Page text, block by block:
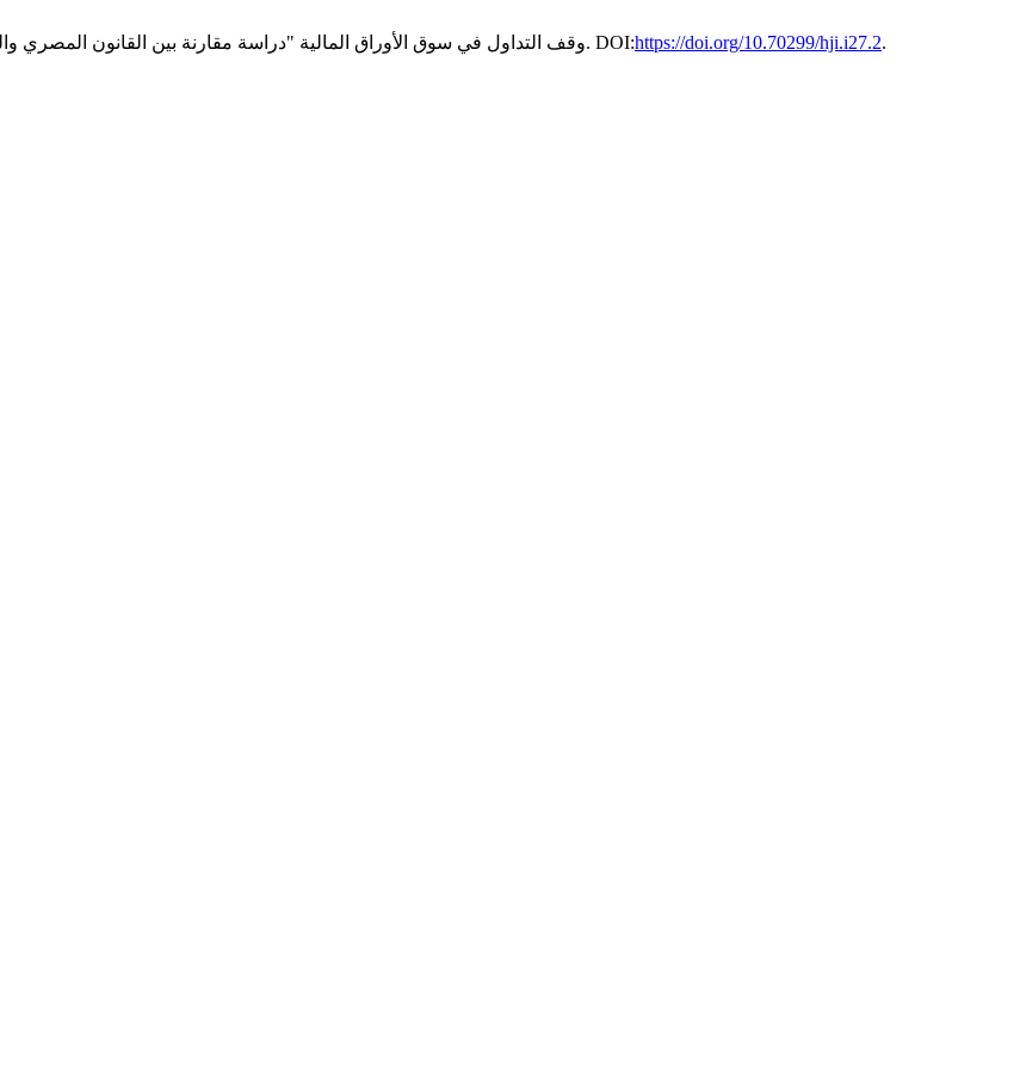
2026. وقف التداول في سوق الأوراق المالية "دراسة مقارنة بين القانون المصري. 27, يوليو (2026). DOI:https://doi.org/10.70299/hji.i27.2.